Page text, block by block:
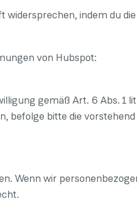
indem du
von Hubspot:
gemäß Art. 6 Abs. 1
befolge bitte die
Wenn wir